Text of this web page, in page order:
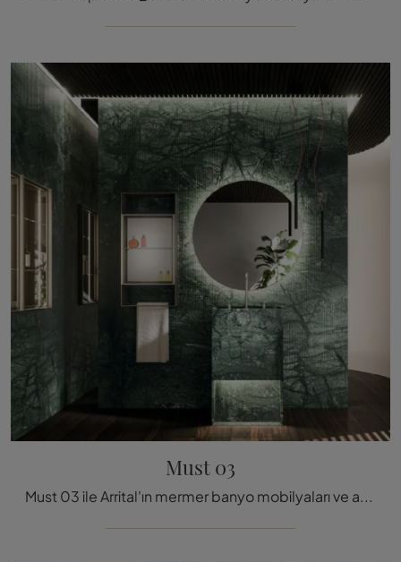
Must 03
Must 03 ile Arrital'ın mermer banyo mobilyaları ve aksesuarlarıyla tasarım odaklı rahatlama odasını en iyi şekilde donatın.